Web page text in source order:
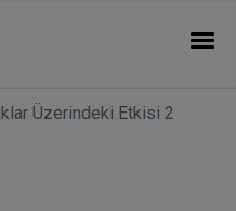
Üzerindeki Etkisi 2